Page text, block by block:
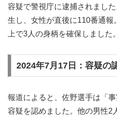
容疑で警視庁に逮捕されまし
生し、女性が直後に110番通報
上で3人の身柄を確保しました。
2024年7月17日：容疑の
報道によると、佐野選手は「
容疑を認めました。他の男性2